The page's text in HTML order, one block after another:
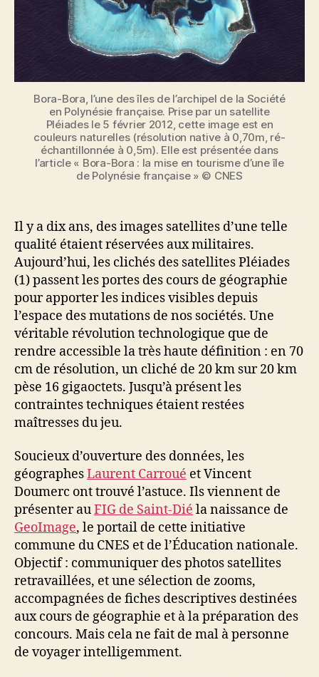
Bora-Bora, l’une des îles de l’archipel de la Société
en Polynésie française. Prise par un satellite
Pléiades le 5 février 2012, cette image est en
couleurs naturelles (résolution native à 0,70m, ré-
échantillonnée à 0,5m). Elle est présentée dans
l’article « Bora-Bora : la mise en tourisme d’une île
de Polynésie française » © CNES
Il y a dix ans, des images satellites d’une telle
qualité étaient réservées aux militaires.
Aujourd’hui, les clichés des satellites Pléiades
(1) passent les portes des cours de géographie
pour apporter les indices visibles depuis
l’espace des mutations de nos sociétés. Une
véritable révolution technologique que de
rendre accessible la très haute définition : en 70
cm de résolution, un cliché de 20 km sur 20 km
pèse 16 gigaoctets. Jusqu’à présent les
contraintes techniques étaient restées
maîtresses du jeu.
Soucieux d’ouverture des données, les
géographesLaurent Carroué et Vincent
Doumerc ont trouvé l’astuce. Ils viennent de
présenter auFIG de Saint-Dié la naissance de
GeoImage, le portail de cette initiative
commune du CNES et de l’Éducation nationale.
Objectif : communiquer des photos satellites
retravaillées, et une sélection de zooms,
accompagnées de fiches descriptives destinées
aux cours de géographie et à la préparation des
concours. Mais cela ne fait de mal à personne
de voyager intelligemment.